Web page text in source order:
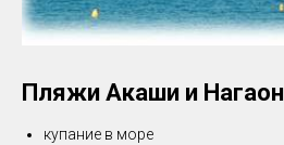
Пляжи Акаши и Нагаон
купание в море